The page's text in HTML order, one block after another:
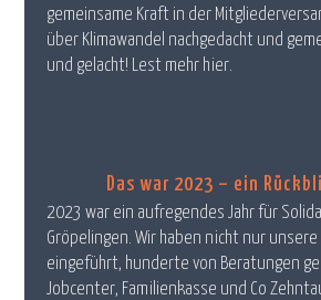
gemeinsame Kraft in der
über Klimawandel nachgedacht und
und gelacht! Lest mehr hier.
Das war 2023 – ein
2023 war ein aufregendes Jahr für
Gröpelingen. Wir haben nicht nur
eingeführt, hunderte von Beratungen
Jobcenter, Familienkasse und Co